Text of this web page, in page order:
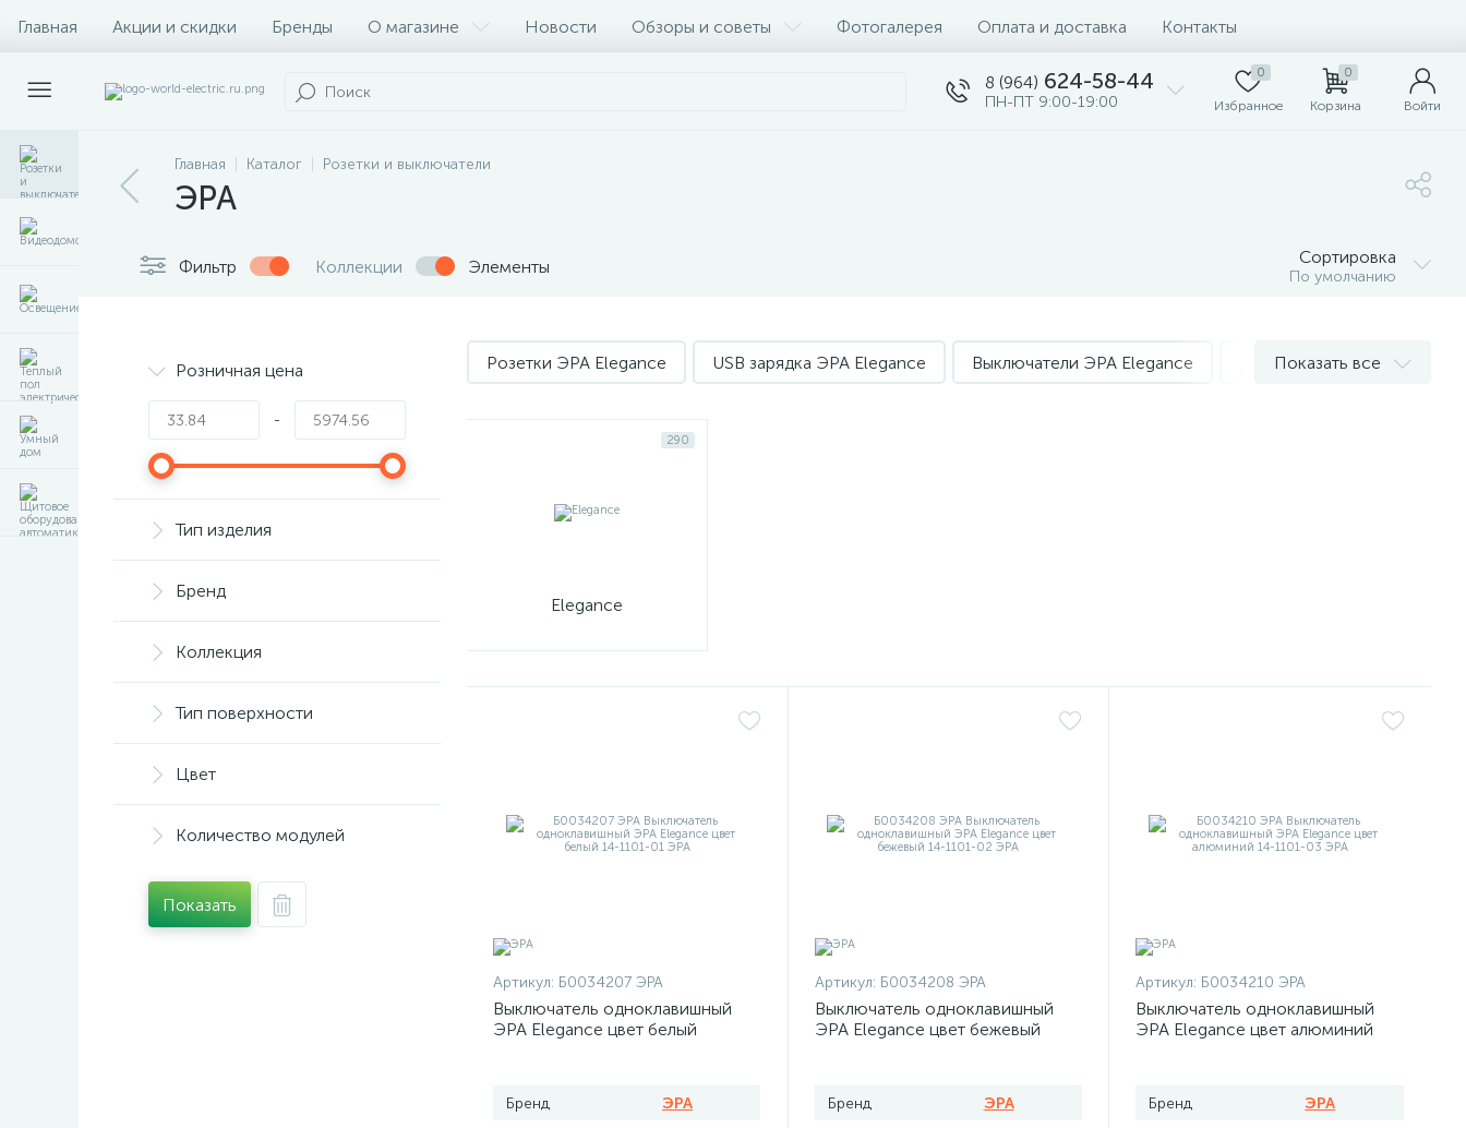
Главная Акции и скидки Бренды О магазине Новости Обзоры и советы Фотогалерея Оплата и доставка Контакты
8 (964) 624-58-44
ПН-ПТ 9:00-19:00
0
Избранное
0
Корзина Войти
Главная Каталог Розетки и выключатели
ЭРА
Фильтр Коллекции Элементы Сортировка
По умолчанию
Розничная цена
-
Тип изделия
Бренд
Коллекция
Тип поверхности
Цвет
Количество модулей
Показать
Розетки ЭРА Elegance USB зарядка ЭРА Elegance Выключатели ЭРА Elegance Диммера ЭРА Elegance
Показать все
290
Elegance
Артикул: Б0034207 ЭРА
Выключатель одноклавишный
ЭРА Elegance цвет белый
Бренд
ЭРА
Артикул: Б0034208 ЭРА
Выключатель одноклавишный
ЭРА Elegance цвет бежевый
Бренд
ЭРА
Артикул: Б0034210 ЭРА
Выключатель одноклавишный
ЭРА Elegance цвет алюминий
Бренд
ЭРА